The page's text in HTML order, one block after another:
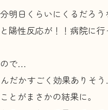
明日くらいにくるだろ
陽性反応が！！病院に
ので…
だかすごく効果ありそ
とがまさかの結果に。